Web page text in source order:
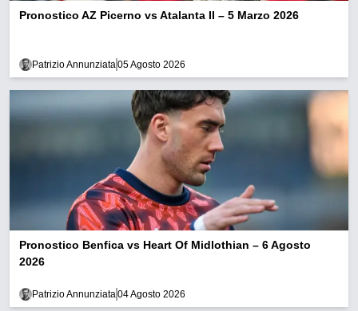
Pronostico AZ Picerno vs Atalanta II – 5 Marzo 2026
Patrizio Annunziata 05 Agosto 2026
Pronostico Benfica vs Heart Of Midlothian – 6 Agosto
2026
Patrizio Annunziata 04 Agosto 2026